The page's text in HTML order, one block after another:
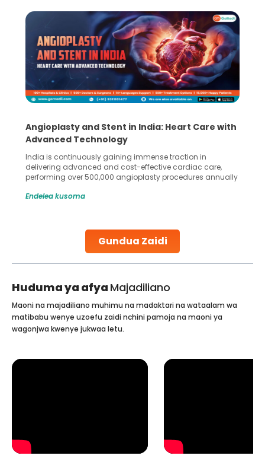
Gundua Zaidi
Angioplasty and Stent in India: Heart Care with
Advanced Technology
India is continuously gaining immense traction in
delivering advanced and cost-effective cardiac care,
performing over 500,000 angioplasty procedures annually
globe are searching for treatments like angioplasty and
Studies, such as one published
Endelea kusoma
Huduma ya afya Majadiliano
Maoni na majadiliano muhimu na madaktari na wataalam wa
matibabu wenye uzoefu zaidi nchini pamoja na maoni ya
wagonjwa kwenye jukwaa letu.